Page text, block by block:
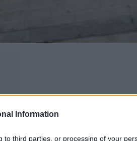
Information
to third parties, or processing of your